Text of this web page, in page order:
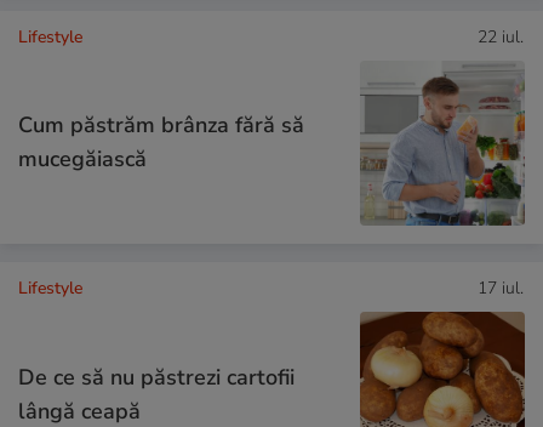
Lifestyle 22 iul.
Cum păstrăm brânza fără să
mucegăiască
Lifestyle 17 iul.
De ce să nu păstrezi cartofii
lângă ceapă